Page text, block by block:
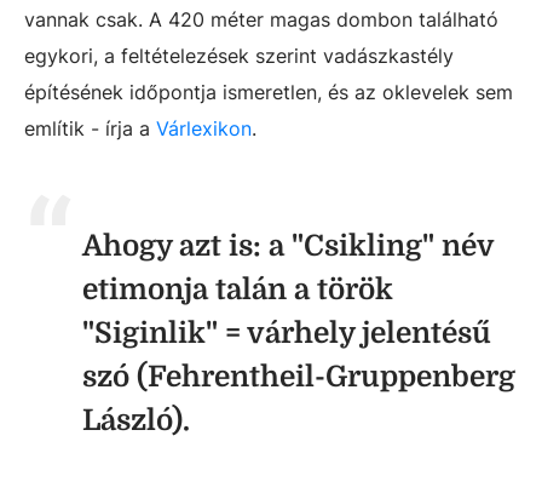
vannak csak. A 420 méter magas dombon található
egykori, a feltételezések szerint vadászkastély
építésének időpontja ismeretlen, és az oklevelek sem
említik - írja a Várlexikon.
Ahogy azt is: a "Csikling" név
etimonja talán a török
"Siginlik" = várhely jelentésű
szó (Fehrentheil-Gruppenberg
László).